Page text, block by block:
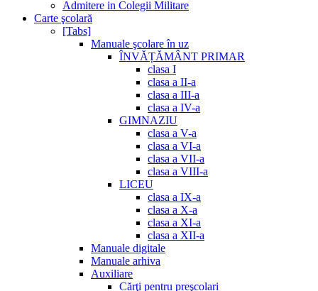
Admitere in Colegii Militare
Carte şcolară
[Tabs]
Manuale şcolare în uz
ÎNVĂȚĂMÂNT PRIMAR
clasa I
clasa a II-a
clasa a III-a
clasa a IV-a
GIMNAZIU
clasa a V-a
clasa a VI-a
clasa a VII-a
clasa a VIII-a
LICEU
clasa a IX-a
clasa a X-a
clasa a XI-a
clasa a XII-a
Manuale digitale
Manuale arhiva
Auxiliare
Cărţi pentru preşcolari